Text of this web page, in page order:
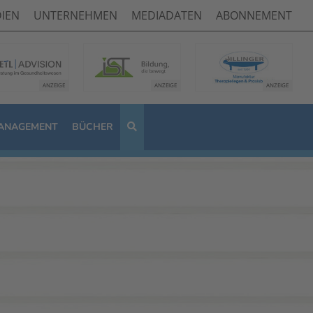
UNTERNEHMEN MEDIADATEN ABONNEMENT
BÜCHER